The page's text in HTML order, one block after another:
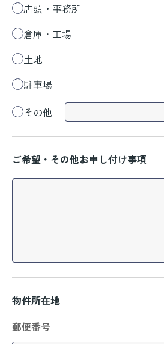
店頭・事務所
倉庫・工場
土地
駐車場
その他
ご希望・その他お申し付け事項
物件所在地
郵便番号